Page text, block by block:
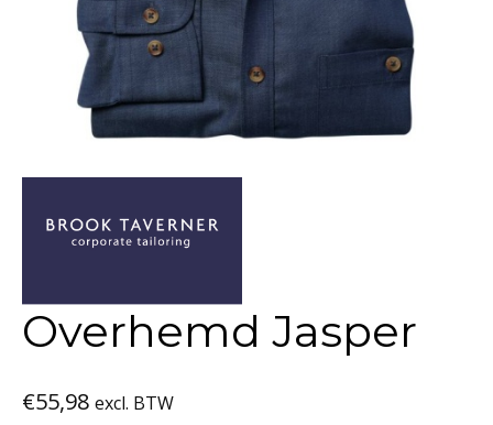
Overhemd Jasper
€55,98 excl. BTW